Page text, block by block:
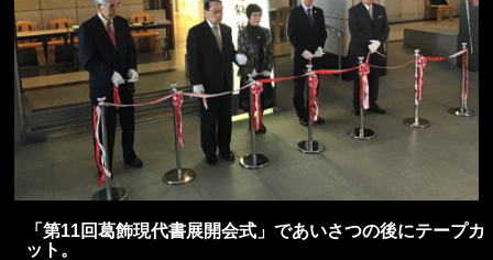
「第11回葛飾現代書展開会式」であいさつの後にテープカ
ット。